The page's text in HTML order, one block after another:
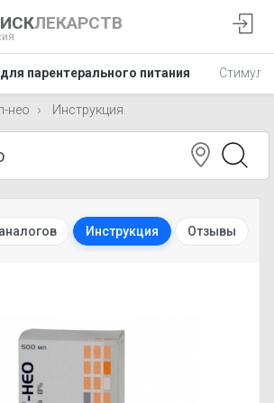
ЛЕКАРСТВ
парентерального питания
нео Инструкция
Инструкция Отзывы